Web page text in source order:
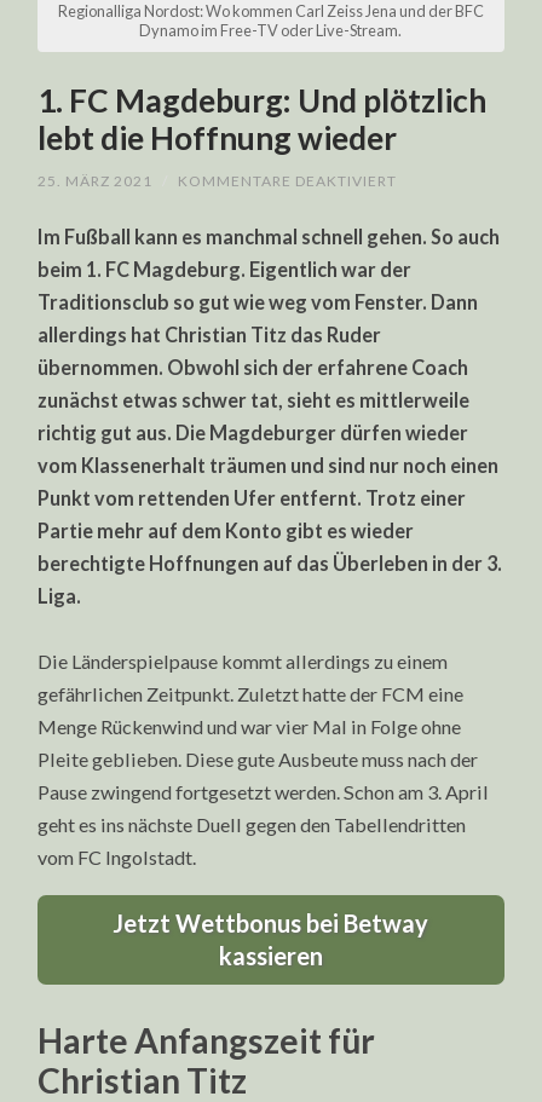
Regionalliga Nordost: Wo kommen Carl Zeiss Jena und der BFC
Dynamo im Free-TV oder Live-Stream.
1. FC Magdeburg: Und plötzlich
lebt die Hoffnung wieder
25. MÄRZ 2021 KOMMENTARE DEAKTIVIERT
MAGDEBURG:
PLÖTZLICH
DIE
Im Fußball kann es manchmal schnell gehen. So auch
beim 1. FC Magdeburg. Eigentlich war der
Traditionsclub so gut wie weg vom Fenster. Dann
allerdings hat Christian Titz das Ruder
übernommen. Obwohl sich der erfahrene Coach
zunächst etwas schwer tat, sieht es mittlerweile
richtig gut aus. Die Magdeburger dürfen wieder
vom Klassenerhalt träumen und sind nur noch einen
Punkt vom rettenden Ufer entfernt. Trotz einer
Partie mehr auf dem Konto gibt es wieder
berechtigte Hoffnungen auf das Überleben in der 3.
Liga.
Die Länderspielpause kommt allerdings zu einem
gefährlichen Zeitpunkt. Zuletzt hatte der FCM eine
Menge Rückenwind und war vier Mal in Folge ohne
Pleite geblieben. Diese gute Ausbeute muss nach der
Pause zwingend fortgesetzt werden. Schon am 3. April
geht es ins nächste Duell gegen den Tabellendritten
vom FC Ingolstadt.
Jetzt Wettbonus bei Betway
kassieren
Harte Anfangszeit für
Christian Titz